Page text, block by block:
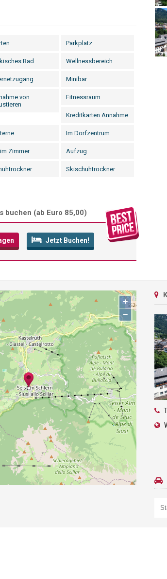
Parkplatz
Bad Wellnessbereich
Minibar
von
Fitnessraum
Kreditkarten Annahme
Im Dorfzentrum
Zimmer Aufzug
Skischuhtrockner
buchen (ab Euro 85,00)
Jetzt Buchen!
+
−